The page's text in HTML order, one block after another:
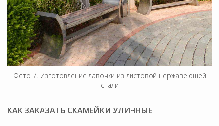
Фото 7. Изготовление лавочки из листовой нержавеющей
стали
КАК ЗАКАЗАТЬ СКАМЕЙКИ УЛИЧНЫЕ